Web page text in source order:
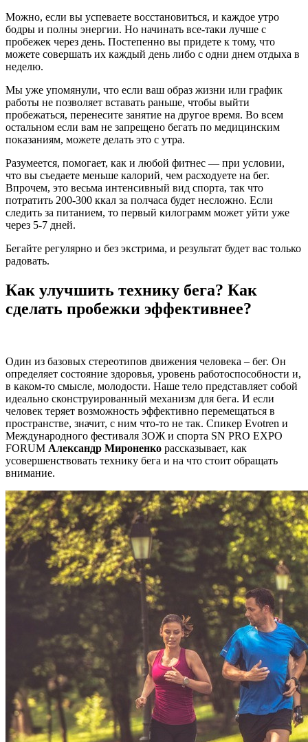
Можно, если вы успеваете восстановиться, и каждое утро
бодры и полны энергии. Но начинать все-таки лучше с
пробежек через день. Постепенно вы придете к тому, что
можете совершать их каждый день либо с одни днем отдыха в
неделю.
Мы уже упомянули, что если ваш образ жизни или график
работы не позволяет вставать раньше, чтобы выйти
пробежаться, перенесите занятие на другое время. Во всем
остальном если вам не запрещено бегать по медицинским
показаниям, можете делать это с утра.
Разумеется, помогает, как и любой фитнес — при условии,
что вы съедаете меньше калорий, чем расходуете на бег.
Впрочем, это весьма интенсивный вид спорта, так что
потратить 200-300 ккал за полчаса будет несложно. Если
следить за питанием, то первый килограмм может уйти уже
через 5-7 дней.
Бегайте регулярно и без экстрима, и результат будет вас только
радовать.
Как улучшить технику бега? Как
сделать пробежки эффективнее?
Один из базовых стереотипов движения человека – бег. Он
определяет состояние здоровья, уровень работоспособности и,
в каком-то смысле, молодости. Наше тело представляет собой
идеально сконструированный механизм для бега. И если
человек теряет возможность эффективно перемещаться в
пространстве, значит, с ним что-то не так. Спикер Evotren и
Международного фестиваля ЗОЖ и спорта SN PRO EXPO
FORUM Александр Мироненко рассказывает, как
усовершенствовать технику бега и на что стоит обращать
внимание.